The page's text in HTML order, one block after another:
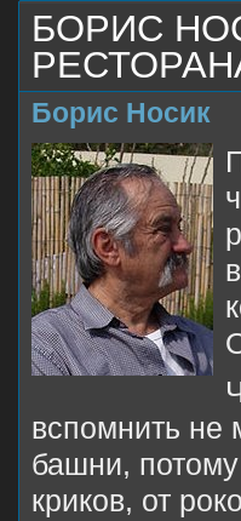
БОРИС
Борис Носик
вспомнить не
башни,
криков, от